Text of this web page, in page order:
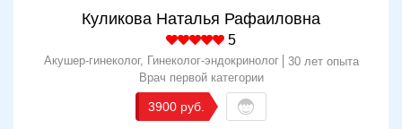
Куликова Наталья Рафаиловна
5
Акушер-гинеколог, Гинеколог-эндокринолог
30 лет опыта
Врач первой категории
3900